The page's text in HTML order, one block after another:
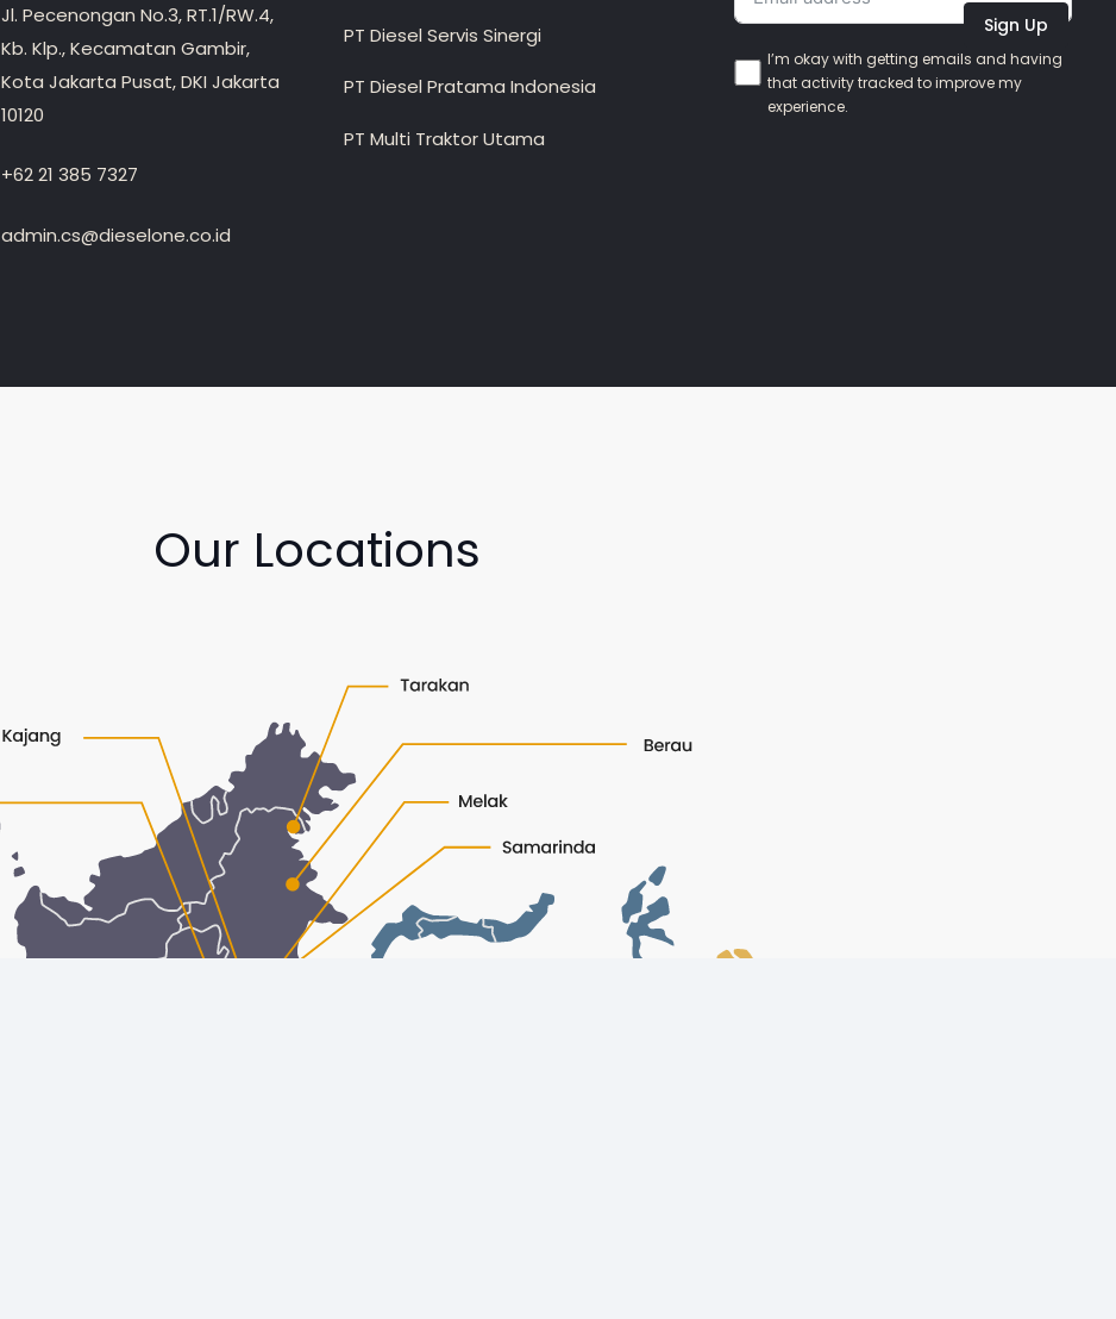
Jl. Pecenongan No.3, RT.1/RW.4,
Kb. Klp., Kecamatan Gambir,
Kota Jakarta Pusat, DKI Jakarta
10120
+62 21 385 7327
admin.cs@dieselone.co.id
PT Diesel Servis Sinergi
PT Diesel Pratama Indonesia
PT Multi Traktor Utama
Sign Up
I’m okay with getting emails and having
that activity tracked to improve my
experience.
Our Locations